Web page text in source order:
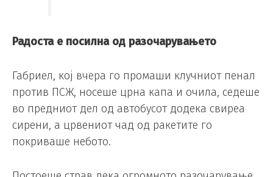
Радоста е посилна од разочарувањето
Габриел, кој вчера го промаши клучниот пенал
против ПСЖ, носеше црна капа и очила, седеше
во предниот дел од автобусот додека свиреа
сирени, а црвениот чад од ракетите го
покриваше небото.